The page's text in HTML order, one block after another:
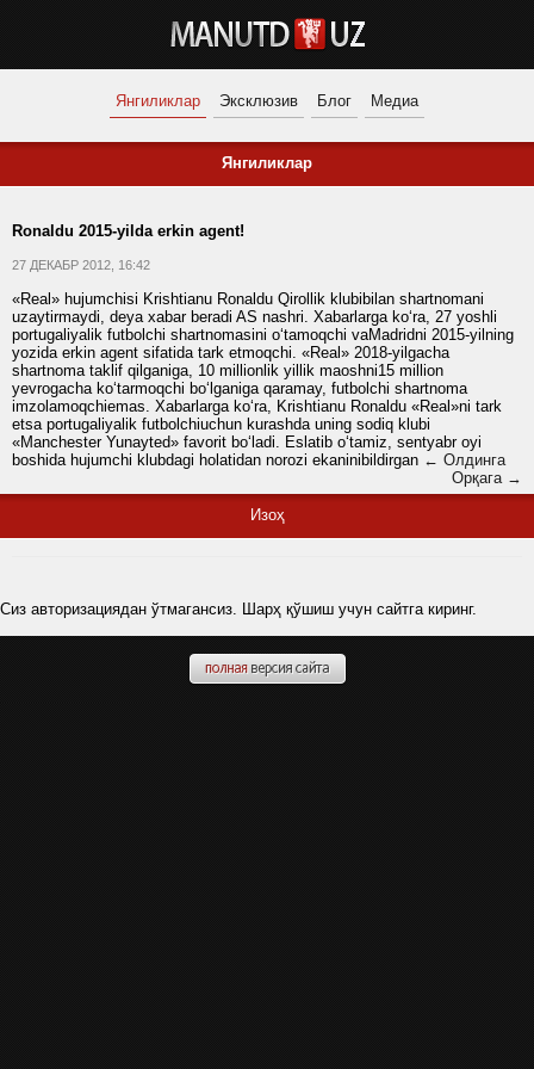
Янгиликлар Эксклюзив Блог Медиа
Янгиликлар
Ronaldu 2015-yilda erkin agent!
27 ДЕКАБР 2012, 16:42
«Real» hujumchisi Krishtianu Ronaldu Qirollik klubibilan shartnomani
uzaytirmaydi, deya xabar beradi AS nashri. Xabarlarga ko‘ra, 27 yoshli
portugaliyalik futbolchi shartnomasini o‘tamoqchi vaMadridni 2015-yilning
yozida erkin agent sifatida tark etmoqchi. «Real» 2018-yilgacha
shartnoma taklif qilganiga, 10 millionlik yillik maoshni15 million
yevrogacha ko‘tarmoqchi bo‘lganiga qaramay, futbolchi shartnoma
imzolamoqchiemas. Xabarlarga ko‘ra, Krishtianu Ronaldu «Real»ni tark
etsa portugaliyalik futbolchiuchun kurashda uning sodiq klubi
«Manchester Yunayted» favorit bo‘ladi. Eslatib o‘tamiz, sentyabr oyi
boshida hujumchi klubdagi holatidan norozi ekaninibildirgan ← Олдинга
Орқага →
Изоҳ
Сиз авторизациядан ўтмагансиз. Шарҳ қўшиш учун сайтга киринг.